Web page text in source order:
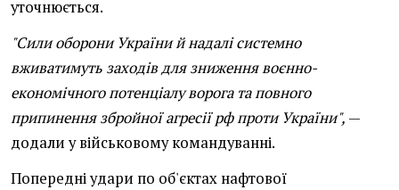
уточнюється.
"Сили оборони України й надалі системно
вживатимуть заходів для зниження воєнно-
економічного потенціалу ворога та повного
припинення збройної агресії рф проти України", —
додали у військовому командуванні.
Попередні удари по об'єктах нафтової